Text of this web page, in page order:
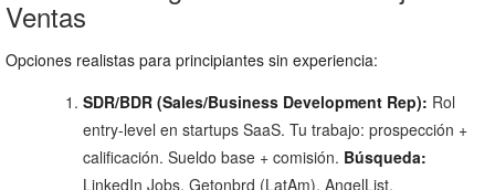
Ventas
Opciones realistas para principiantes sin experiencia:
SDR/BDR (Sales/Business Development Rep): Rol
entry-level en startups SaaS. Tu trabajo: prospección +
calificación. Sueldo base + comisión. Búsqueda:
LinkedIn Jobs, Getonbrd (LatAm), AngelList.